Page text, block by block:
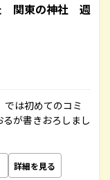
関東の神社 週
では初めてのコミ
が書きおろしまし
詳細を見る